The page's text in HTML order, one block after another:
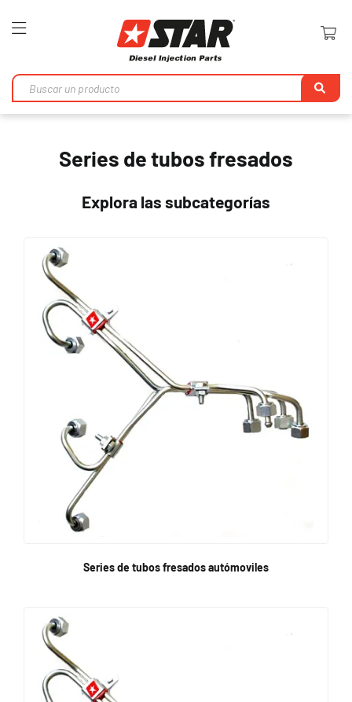
Toggle
en
Series de tubos fresados
Explora las subcategorías
Series de tubos fresados autómoviles